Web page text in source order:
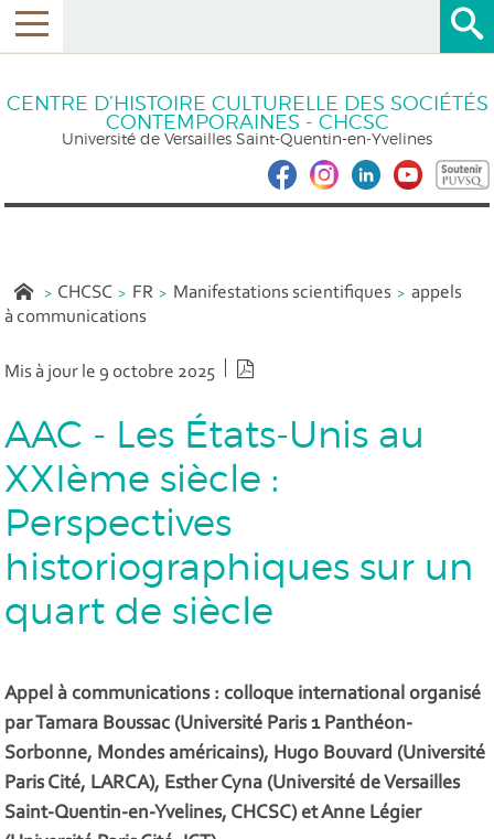
CENTRE D’HISTOIRE CULTURELLE DES SOCIÉTÉS
CONTEMPORAINES - CHCSC
Université de Versailles Saint-Quentin-en-Yvelines
CHCSC FR Manifestations scientifiques
appels
à communications
Mis à jour le 9 octobre 2025
AAC - Les États-Unis au
XXIème siècle :
Perspectives
historiographiques sur un
quart de siècle
Appel à communications : colloque international organisé
par Tamara Boussac (Université Paris 1 Panthéon-
Sorbonne, Mondes américains), Hugo Bouvard (Université
Paris Cité, LARCA), Esther Cyna (Université de Versailles
Saint-Quentin-en-Yvelines, CHCSC) et Anne Légier